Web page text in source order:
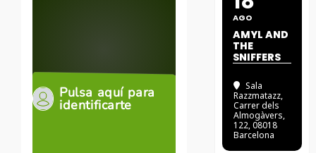
AGO
AMYL AND
THE
SNIFFERS
Sala
Razzmatazz,
Carrer dels
Almogàvers,
122, 08018
Barcelona